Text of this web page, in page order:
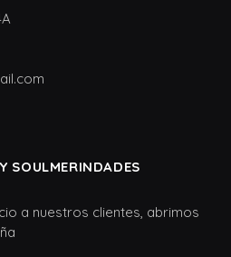
SOULMERINDADES
a nuestros clientes, abrimos